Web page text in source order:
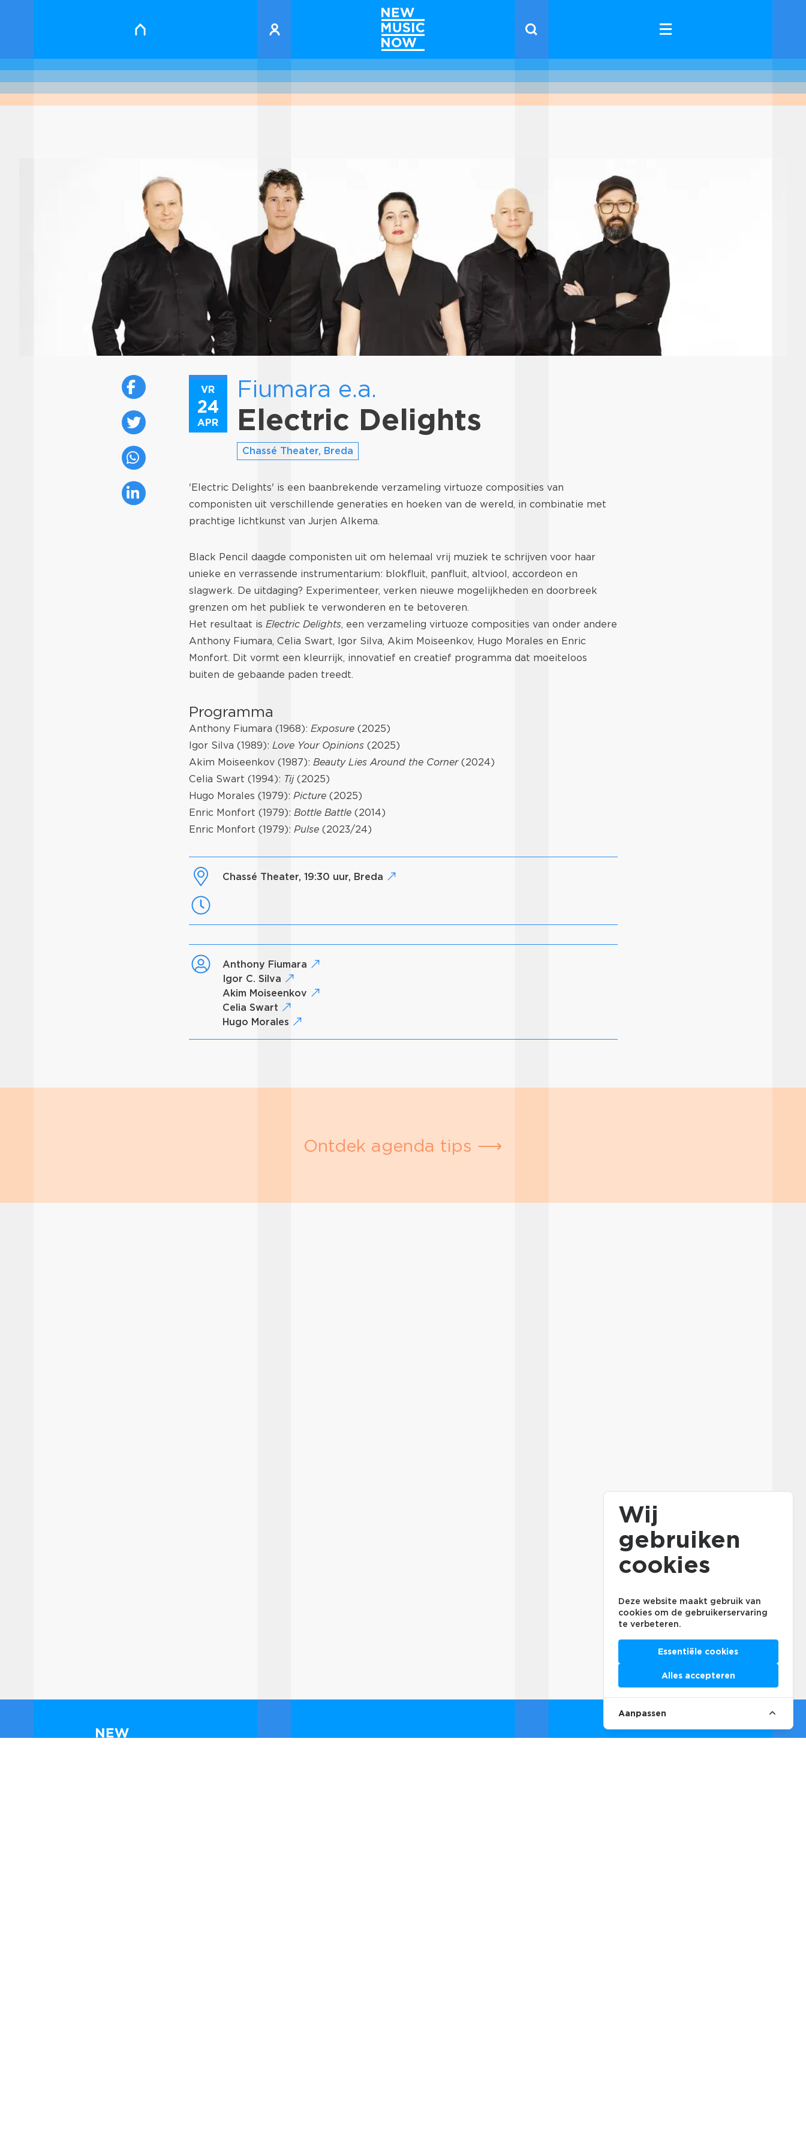
VR
24
APR
Fiumara e.a.
Electric Delights
Chassé Theater, Breda
'Electric Delights' is een baanbrekende verzameling virtuoze composities van
componisten uit verschillende generaties en hoeken van de wereld, in combinatie met
prachtige lichtkunst van Jurjen Alkema.
Black Pencil daagde componisten uit om helemaal vrij muziek te schrijven voor haar
unieke en verrassende instrumentarium: blokfluit, panfluit, altviool, accordeon en
slagwerk. De uitdaging? Experimenteer, verken nieuwe mogelijkheden en doorbreek
grenzen om het publiek te verwonderen en te betoveren.
Het resultaat is Electric Delights, een verzameling virtuoze composities van onder andere
Anthony Fiumara, Celia Swart, Igor Silva, Akim Moiseenkov, Hugo Morales en Enric
Monfort. Dit vormt een kleurrijk, innovatief en creatief programma dat moeiteloos
buiten de gebaande paden treedt.
Programma
Anthony Fiumara (1968): Exposure (2025)
Igor Silva (1989): Love Your Opinions(2025)
Akim Moiseenkov (1987): Beauty Lies Around the Corner(2024)
Celia Swart (1994): Tij (2025)
Hugo Morales (1979): Picture (2025)
Enric Monfort (1979): Bottle Battle(2014)
Enric Monfort (1979): Pulse (2023/24)
Chassé Theater, 19:30 uur, Breda
Anthony Fiumara
Igor C. Silva
Akim Moiseenkov
Celia Swart
Hugo Morales
Ontdek agenda tips ⟶
Wij
gebruiken
cookies
Deze website maakt gebruik van
cookies om de gebruikerservaring
te verbeteren.
Essentiële cookies
Alles accepteren
Aanpassen